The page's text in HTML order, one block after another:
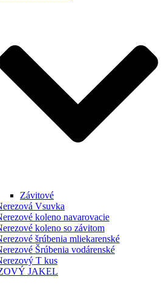
Závitové
Vsuvka
koleno navarovacie
koleno so závitom
šrúbenia mliekarenské
Šrúbenia vodárenské
T kus
JAKEL